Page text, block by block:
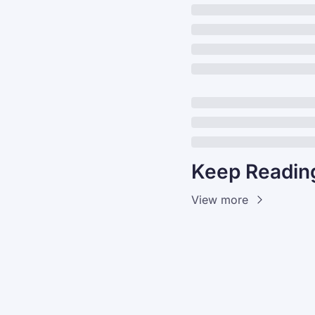
Keep
View more